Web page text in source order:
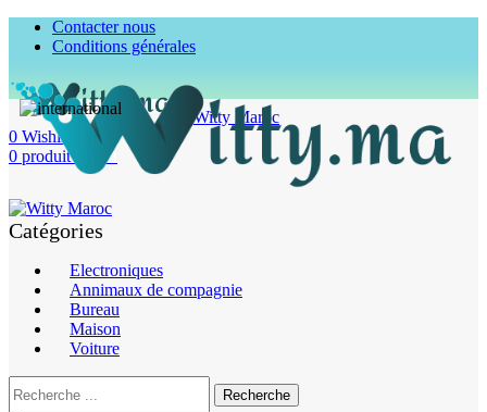
Contacter nous
Conditions générales
0 Wishlist
0 produit DH
Catégories
Electroniques
Annimaux de compagnie
Bureau
Maison
Voiture
Recherche